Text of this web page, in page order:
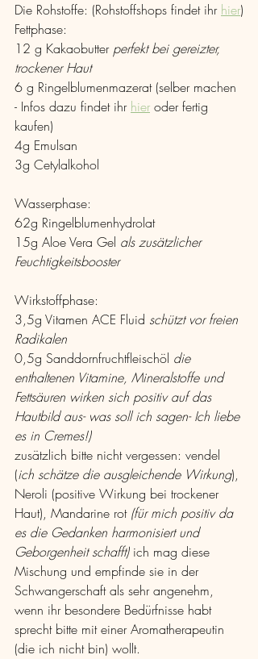
Die Rohstoffe: (Rohstoffshops findet ihr hier)
Fettphase:
12 g Kakaobutter perfekt bei gereizter,
trockener Haut
6 g Ringelblumenmazerat (selber machen
- Infos dazu findet ihr hier oder fertig
kaufen)
4g Emulsan
3g Cetylalkohol
Wasserphase:
62g Ringelblumenhydrolat
15g Aloe Vera Gel als zusätzlicher
Feuchtigkeitsbooster
Wirkstoffphase:
3,5g Vitamen ACE Fluid schützt vor freien
Radikalen
0,5g Sanddornfruchtfleischöl die
enthaltenen Vitamine, Mineralstoffe und
Fettsäuren wirken sich positiv auf das
Hautbild aus- was soll ich sagen- Ich liebe
es in Cremes!)
zusätzlich bitte nicht vergessen: vendel
(ich schätze die ausgleichende Wirkung),
Neroli (positive Wirkung bei trockener
Haut), Mandarine rot (für mich positiv da
es die Gedanken harmonisiert und
Geborgenheit schafft) ich mag diese
Mischung und empfinde sie in der
Schwangerschaft als sehr angenehm,
wenn ihr besondere Bedürfnisse habt
sprecht bitte mit einer Aromatherapeutin
(die ich nicht bin) wollt.